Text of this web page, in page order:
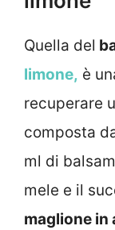
Quella del
limone, è
recuperare
composta
ml di
mele e il
maglione in